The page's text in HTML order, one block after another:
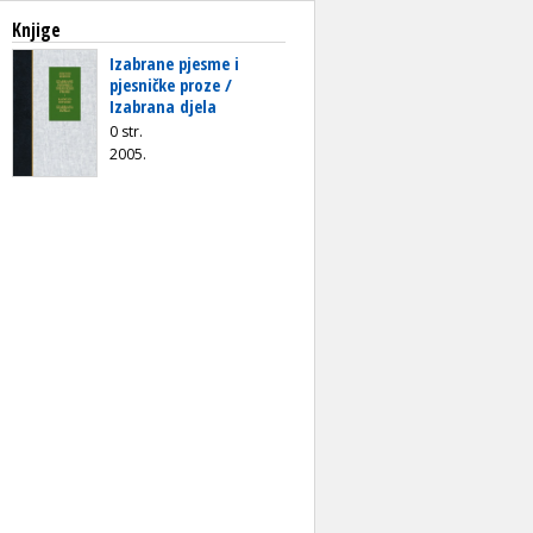
Knjige
Izabrane pjesme i
pjesničke proze /
Izabrana djela
0 str.
2005.